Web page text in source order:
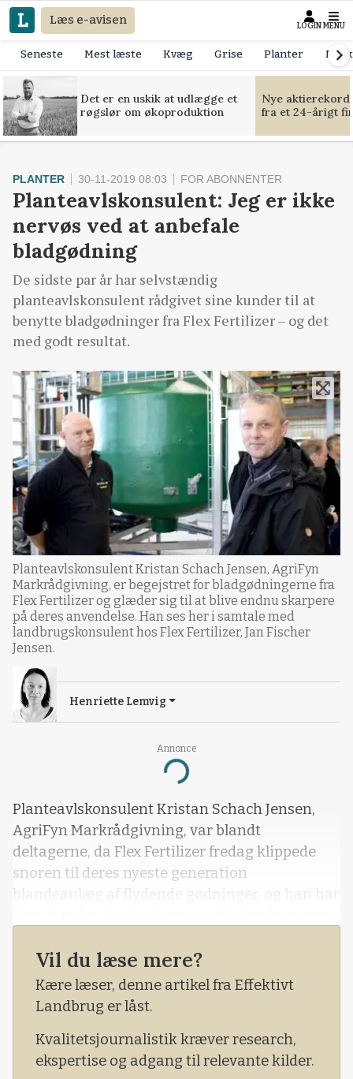
Læs e-avisen LOGIN MENU
Seneste Mest læste Kvæg Grise Planter
Det er en uskik at udlægge et
røgslør om økoproduktion
Nye
fra et 24-årigt
Annonce
Loading...
PLANTER 30-11-2019 08:03 FOR ABONNENTER
Planteavlskonsulent: Jeg er ikke
nervøs ved at anbefale
bladgødning
De sidste par år har selvstændig
planteavlskonsulent rådgivet sine kunder til at
benytte bladgødninger fra Flex Fertilizer – og det
med godt resultat.
Planteavlskonsulent Kristan Schach Jensen, AgriFyn
Markrådgivning, er begejstret for bladgødningerne fra
Flex Fertilizer og glæder sig til at blive endnu skarpere
på deres anvendelse. Han ses her i samtale med
landbrugskonsulent hos Flex Fertilizer, Jan Fischer
Jensen.
Henriette Lemvig
Planteavlskonsulent Kristan Schach Jensen,
AgriFyn Markrådgivning, var blandt
deltagerne, da Flex Fertilizer fredag klippede
snoren til deres nyeste generation
blandeanlæg af flydende gødninger, og han har
- Vi bruger det primært som startgødning i
majsen eller som sengødskning i spinat til frø
og det har haft god effekt, sagde han og
fastslog, at han ikke vil væ
Vil du læse mere?
Kære læser, denne artikel fra Effektivt
Landbrug er låst.
Kvalitetsjournalistik kræver research,
ekspertise og adgang til relevante kilder.